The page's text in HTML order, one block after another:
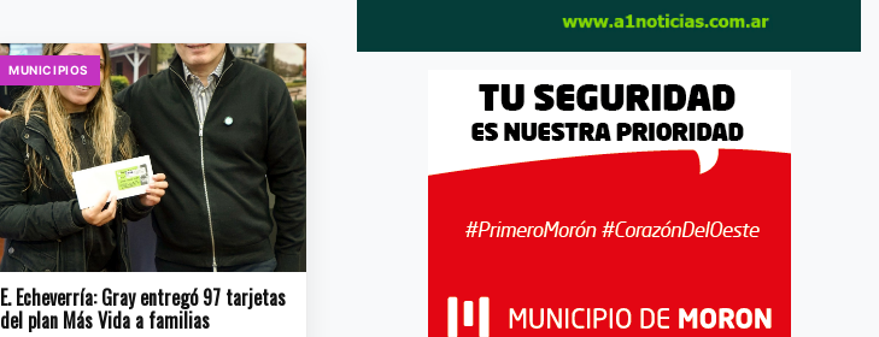
MUNICIPIOS
E. Echeverría: Gray entregó 97 tarjetas
del plan Más Vida a familias